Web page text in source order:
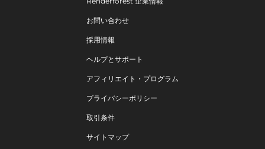
お問い合わせ
採用情報
ヘルプとサポート
アフィリエイト・プログラム
プライバシーポリシー
取引条件
サイトマップ